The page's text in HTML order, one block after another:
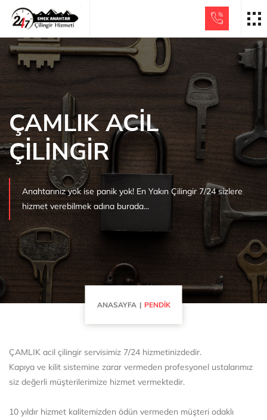
ÇAMLIK ACİL
ÇİLİNGİR
Anahtarınız yok ise panik yok! En Yakın Çilingir 7/24 sizlere
hizmet verebilmek adına burada...
ANASAYFA PENDİK
ÇAMLIK acil çilingir servisimiz 7/24 hizmetinizdedir.
Kapıya ve kilit sistemine zarar vermeden profesyonel ustalarımız
siz değerli müşterilerimize hizmet vermektedir.
10 yıldır hizmet kalitemizden ödün vermeden müşteri odaklı